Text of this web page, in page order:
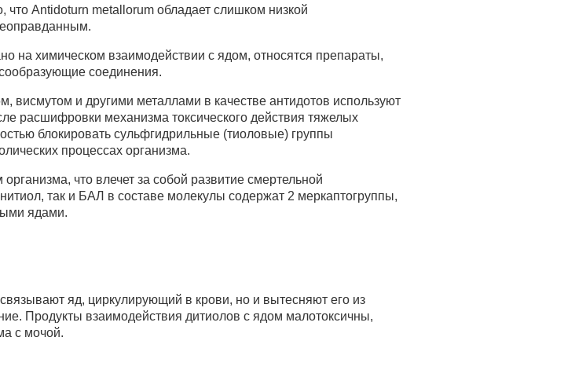
Antidoturn metallorum обладает слишком низкой
на химическом взаимодействии с ядом, относятся препараты,
соединения.
и другими металлами в качестве антидотов используют
расшифровки механизма токсического действия тяжелых
блокировать сульфгидрильные (тиоловые) группы
процессах организма.
что влечет за собой развитие смертельной
так и БАЛ в составе молекулы содержат 2 меркаптогруппы,
ядами.
яд, циркулирующий в крови, но и вытесняют его из
Продукты взаимодействия дитиолов с ядом малотоксичны,
с мочой.